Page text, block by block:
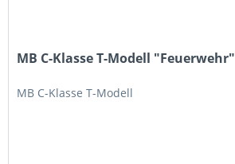
MB C-Klasse T-Modell "Feuerwehr"
MB C-Klasse T-Modell